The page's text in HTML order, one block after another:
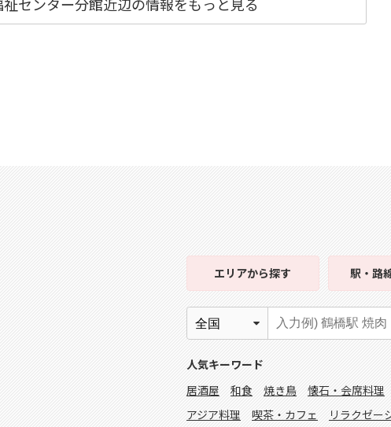
エリアから探す 駅・路
人気キーワード
居酒屋
和食 焼き鳥 懐石・会席料理
アジア料理
喫茶・カフェ リラクゼー